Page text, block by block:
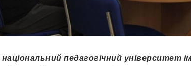
національний педагогічний університет